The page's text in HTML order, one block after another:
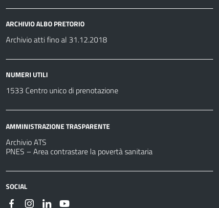
ARCHIVIO ALBO PRETORIO
Archivio atti fino al 31.12.2018
NUMERI UTILI
1533 Centro unico di prenotazione
AMMINISTRAZIONE TRASPARENTE
Archivio ATS
PNES – Area contrastare la povertà sanitaria
SOCIAL